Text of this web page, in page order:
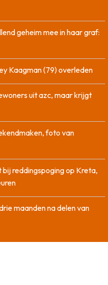
geheim mee in haar graf:
Kaagman (79) overleden
uit azc, maar krijgt
foto van
reddingspoging op Kreta,
maanden na delen van